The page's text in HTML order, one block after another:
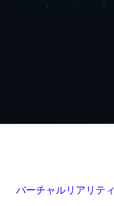
バーチャルリアリティ